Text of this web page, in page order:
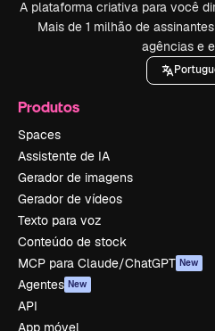
A plataforma criativa para você
Mais de 1 milhão de
agências e
Produtos
Spaces
Assistente de IA
Gerador de imagens
Gerador de vídeos
Texto para voz
Conteúdo de stock
MCP para Claude/ChatGPT New
Agentes New
API
App móvel